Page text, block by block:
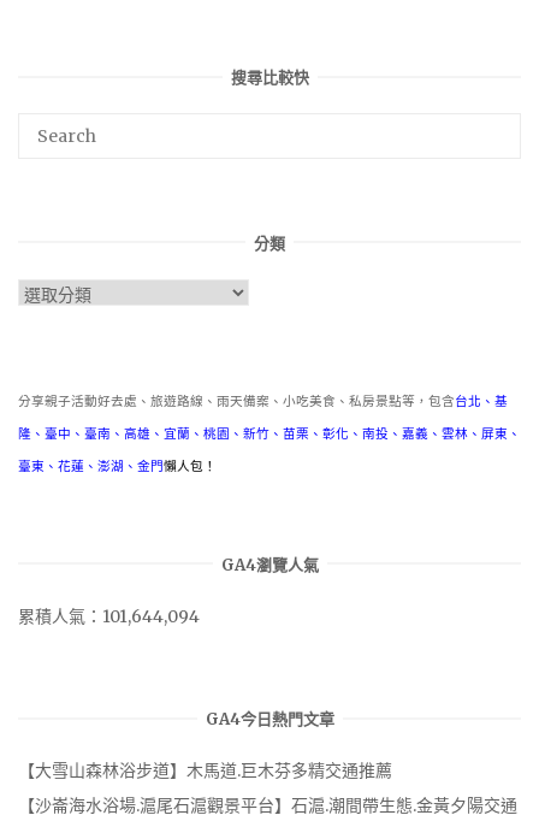
搜尋比較快
分類
分
分享親子活動好去處、旅遊路線、雨天備案、小吃美食、私房景點等，包含台北 、 基
隆 、 臺中 、 臺南 、 高雄 、 宜蘭 、 桃園 、 新竹 、 苗栗 、 彰化 、 南投 、 嘉義 、 雲林 、 屏東 、
臺東 、 花蓮 、 澎湖 、 金門懶人包！
GA4瀏覽人氣
累積人氣：101,644,094
GA4今日熱門文章
【大雪山森林浴步道】木馬道.巨木芬多精交通推薦
【沙崙海水浴場.滬尾石滬觀景平台】石滬.潮間帶生態.金黃夕陽交通